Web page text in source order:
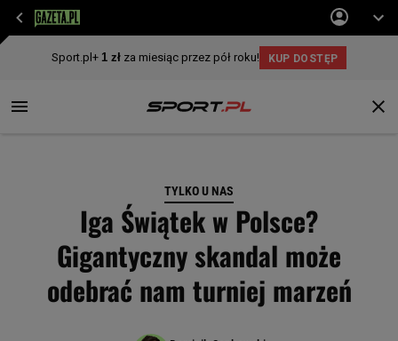
TYLKO U NAS
Iga Świątek w Polsce?
Gigantyczny skandal może
odebrać nam turniej marzeń